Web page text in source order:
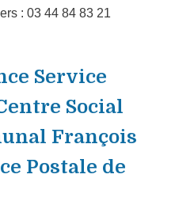
: 03 44 84 83 21
Service
Social
François
Postale de